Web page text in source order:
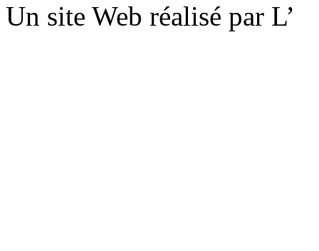
Un site Web réalisé par L’